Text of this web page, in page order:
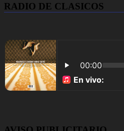
RADIO DE CLASICOS